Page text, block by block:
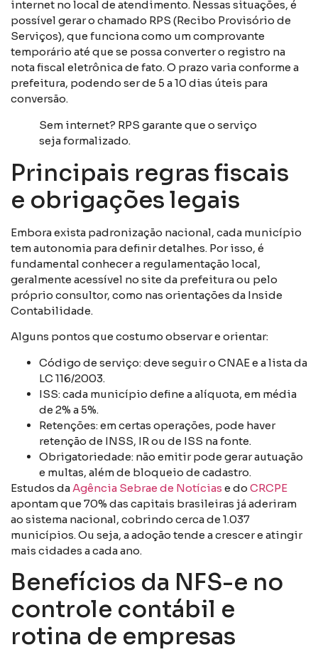
internet no local de atendimento. Nessas situações, é
possível gerar o chamado RPS (Recibo Provisório de
Serviços), que funciona como um comprovante
temporário até que se possa converter o registro na
nota fiscal eletrônica de fato. O prazo varia conforme a
prefeitura, podendo ser de 5 a 10 dias úteis para
conversão.
Sem internet? RPS garante que o serviço
seja formalizado.
Principais regras fiscais
e obrigações legais
Embora exista padronização nacional, cada município
tem autonomia para definir detalhes. Por isso, é
fundamental conhecer a regulamentação local,
geralmente acessível no site da prefeitura ou pelo
próprio consultor, como nas orientações da Inside
Contabilidade.
Alguns pontos que costumo observar e orientar:
Código de serviço: deve seguir o CNAE e a lista da
LC 116/2003.
ISS: cada município define a alíquota, em média
de 2% a 5%.
Retenções: em certas operações, pode haver
retenção de INSS, IR ou de ISS na fonte.
Obrigatoriedade: não emitir pode gerar autuação
e multas, além de bloqueio de cadastro.
Estudos daAgência Sebrae de Notícias e do CRCPE
apontam que 70% das capitais brasileiras já aderiram
ao sistema nacional, cobrindo cerca de 1.037
municípios. Ou seja, a adoção tende a crescer e atingir
mais cidades a cada ano.
Benefícios da NFS-e no
controle contábil e
rotina de empresas